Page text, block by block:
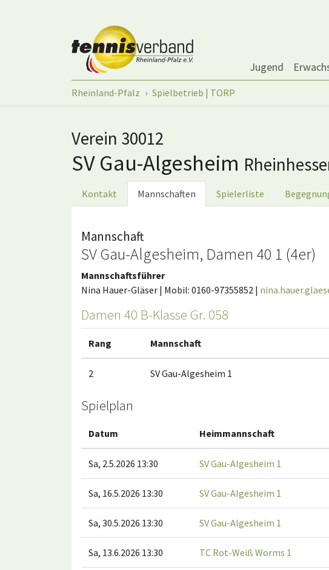
Jugend
Sie sind hier:
Rheinland-Pfalz Spielbetrieb | TORP
Verein 30012
SV Gau-Algesheim
Kontakt Mannschaften Spielerliste
Mannschaft
SV Gau-Algesheim, Damen 40 1 (4er)
Mannschaftsführer
Nina Hauer-Gläser | Mobil: 0160-97355852 |
Damen 40 B-Klasse Gr. 058
Rang Mannschaft
2 SV Gau-Algesheim 1
Spielplan
Datum Heimmannschaft
Sa, 2.5.2026 13:30 SV Gau-Algesheim 1
Sa, 16.5.2026 13:30 SV Gau-Algesheim 1
Sa, 30.5.2026 13:30 SV Gau-Algesheim 1
Sa, 13.6.2026 13:30 TC Rot-Weiß Worms 1